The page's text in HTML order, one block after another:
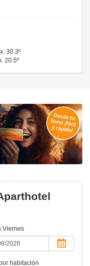
30.3º
20.5º
Viernes
habitación